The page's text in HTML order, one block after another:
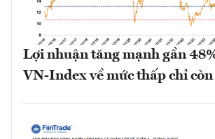
Lợi nhuận tăng mạnh gần
VN-Index về mức thấp chỉ